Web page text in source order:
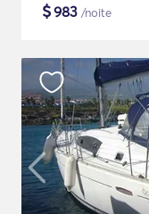
$983 /noite